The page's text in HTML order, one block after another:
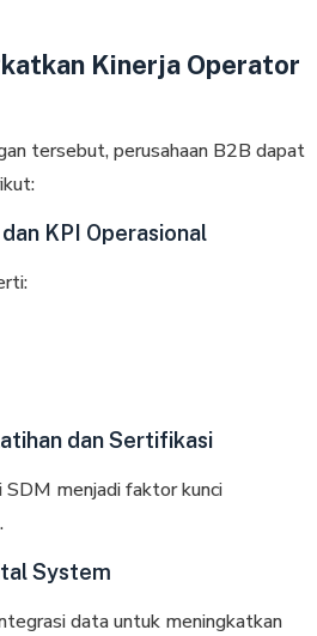
Kinerja Operator
tersebut, perusahaan B2B dapat
KPI Operasional
dan Sertifikasi
menjadi faktor kunci
System
data untuk meningkatkan